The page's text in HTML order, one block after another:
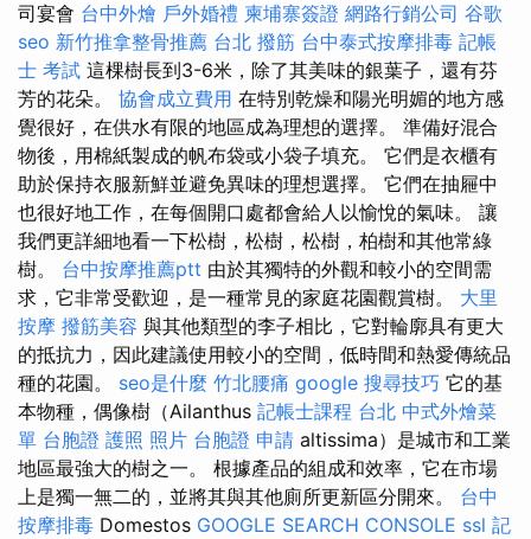
司宴會 台中外燴 戶外婚禮 柬埔寨簽證 網路行銷公司 谷歌
seo 新竹推拿整骨推薦 台北 撥筋 台中泰式按摩排毒 記帳
士 考試 這棵樹長到3-6米，除了其美味的銀葉子，還有芬
芳的花朵。 協會成立費用 在特別乾燥和陽光明媚的地方感
覺很好，在供水有限的地區成為理想的選擇。 準備好混合
物後，用棉紙製成的帆布袋或小袋子填充。 它們是衣櫃有
助於保持衣服新鮮並避免異味的理想選擇。 它們在抽屜中
也很好地工作，在每個開口處都會給人以愉悅的氣味。 讓
我們更詳細地看一下松樹，松樹，松樹，柏樹和其他常綠
樹。 台中按摩推薦ptt 由於其獨特的外觀和較小的空間需
求，它非常受歡迎，是一種常見的家庭花園觀賞樹。 大里
按摩 撥筋美容 與其他類型的李子相比，它對輪廓具有更大
的抵抗力，因此建議使用較小的空間，低時間和熱愛傳統品
種的花園。 seo是什麼 竹北腰痛 google 搜尋技巧 它的基
本物種，偶像樹（Ailanthus 記帳士課程 台北 中式外燴菜
單 台胞證 護照 照片 台胞證 申請 altissima）是城市和工業
地區最強大的樹之一。 根據產品的組成和效率，它在市場
上是獨一無二的，並將其與其他廁所更新區分開來。 台中
按摩排毒 Domestos GOOGLE SEARCH CONSOLE ssl 記